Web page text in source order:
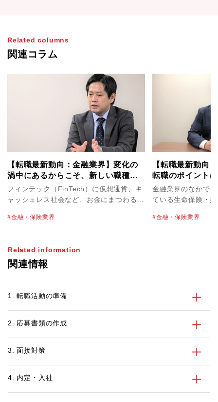
Related columns
関連コラム
【転職最新動向：金融業界】変化の
渦中にあるからこそ、新しい職種・
ポジションを生み出せるチャンス
フィンテック（FinTech）に仮想通貨、キ
ャッシュレス社会など、お金にまつわる新
られています。その一方で、メガバンクの
界。業界全体の動向や、転職市場はどのよ
うな状況なのでしょうか。自身も証券会社
ア キャリアアドバイザーの新垣に話を聞
金融・保険業界
【転職最新動向
転職のポイント
キャリアプラン
が大きなカギに
金融業界のなかで
ている生命保険・
界ですが、これま
金融・保険業界
Related information
関連情報
1. 転職活動の準備
2. 応募書類の作成
3. 面接対策
4. 内定・入社